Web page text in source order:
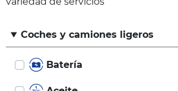
Coches y camiones ligeros
Batería